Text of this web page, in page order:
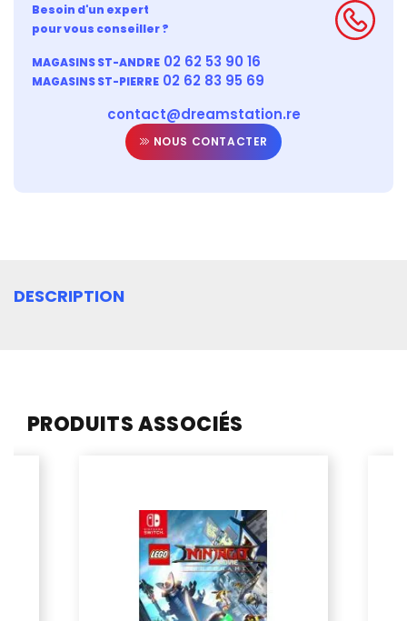
Besoin d'un expert
pour vous conseiller ?
MAGASINS ST-ANDRE 02 62 53 90 16
MAGASINS ST-PIERRE 02 62 83 95 69
contact@dreamstation.re
NOUS CONTACTER
DESCRIPTION
PRODUITS ASSOCIÉS